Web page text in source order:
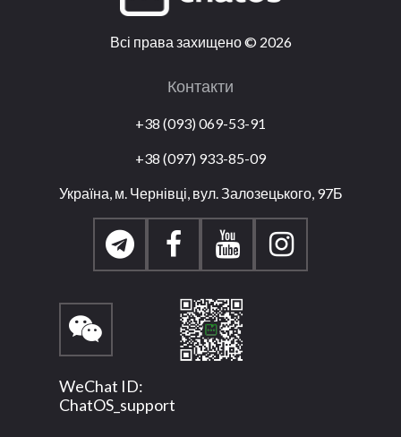
Всі права захищено© 2026
Контакти
+38 (093) 069-53-91
+38 (097) 933-85-09
Україна, м. Чернівці, вул. Залозецького, 97Б
WeChat ID:
ChatOS_support